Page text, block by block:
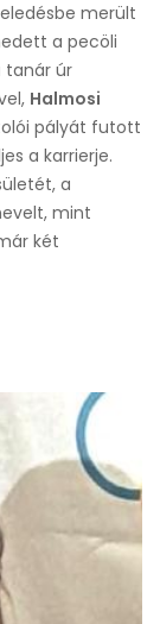
merült
a pecöli
tanár úr
Halmosi
pályát futott
a karrierje.
a
mint
két